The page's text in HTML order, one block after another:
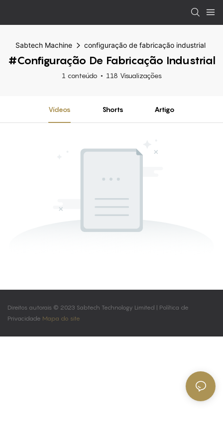
Sabtech Machine configuração de fabricação industrial
#configuração De Fabricação Industrial
1 conteúdo 118 Visualizações
Vídeos Shorts Artigo
Direitos autorais © 2023 Sabtech Technology Limited | Política de
Privacidade Mapa do site